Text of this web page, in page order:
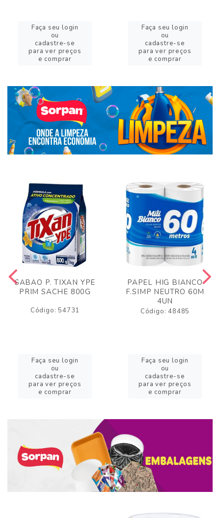
Faça seu login
ou
cadastre-se
para ver preços
e comprar
Faça seu login
ou
cadastre-se
para ver preços
e comprar
SABAO P. TIXAN YPE
PRIM SACHE 800G
Código: 54731
Faça seu login
ou
cadastre-se
para ver preços
e comprar
PAPEL HIG BIANCO
F.SIMP NEUTRO 60M
4UN
Código: 48485
Faça seu login
ou
cadastre-se
para ver preços
e comprar